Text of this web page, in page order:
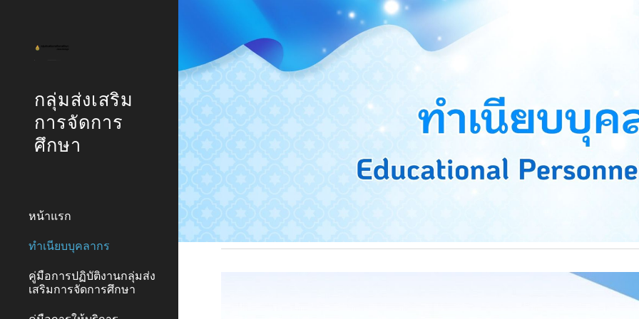
Skip to main content
กลุ่มส่งเสริม
การจัดการ
ศึกษา
หน้าแรก
ทำเนียบบุคลากร
คู่มือการปฏิบัติงานกลุ่มส่ง
เสริมการจัดการศึกษา